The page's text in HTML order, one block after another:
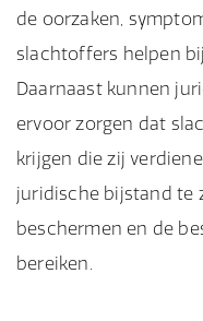
de oorzaken,
slachtoffers helpen
Daarnaast kunnen
ervoor zorgen dat
krijgen die zij
juridische bijstand te
beschermen en de
bereiken.